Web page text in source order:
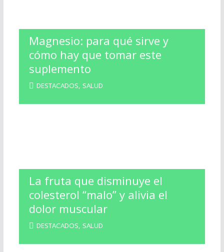
Magnesio: para qué sirve y
cómo hay que tomar este
suplemento
DESTACADOS SALUD
La fruta que disminuye el
colesterol “malo” y alivia el
dolor muscular
DESTACADOS SALUD